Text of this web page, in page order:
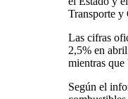
Transporte y
Las cifras
2,5% en
mientras
Según el